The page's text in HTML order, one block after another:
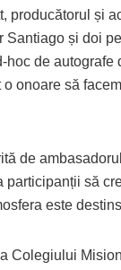
producătorul și
și doi
de
onoare să
de
să
este
Colegiului